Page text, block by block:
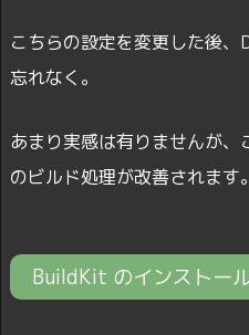
こちらの設定を変更した後
忘れなく。
あまり実感は有りませんが
のビルド処理が改善されます。
BuildKit のインストー